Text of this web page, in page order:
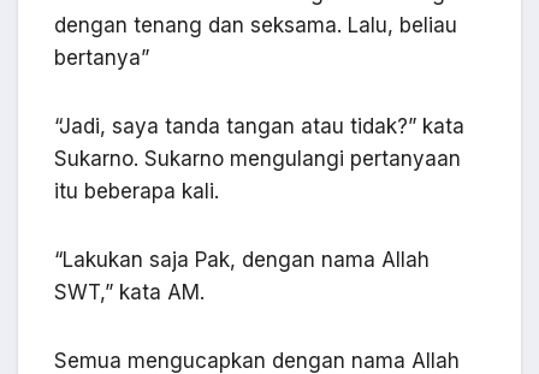
dengan tenang dan seksama. Lalu, beliau
bertanya”
“Jadi, saya tanda tangan atau tidak?” kata
Sukarno. Sukarno mengulangi pertanyaan
itu beberapa kali.
“Lakukan saja Pak, dengan nama Allah
SWT,” kata AM.
Semua mengucapkan dengan nama Allah